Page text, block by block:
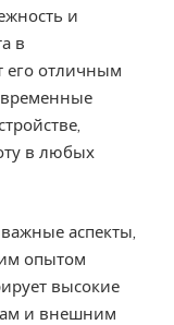
и
в
его отличным
в любых
аспекты,
опытом
высокие
и внешним